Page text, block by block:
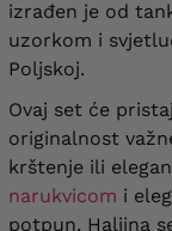
izrađen je od
uzorkom i
Poljskoj.
Ovaj set će
originalnost
krštenje ili
narukvicom i
potpun. Haljina